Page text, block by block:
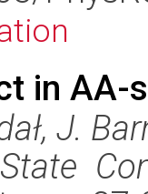
in AA-
J.